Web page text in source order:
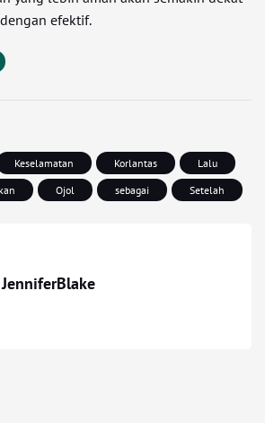
efektif.
Keselamatan Korlantas
Lalu
Ojol sebagai Setelah
JenniferBlake